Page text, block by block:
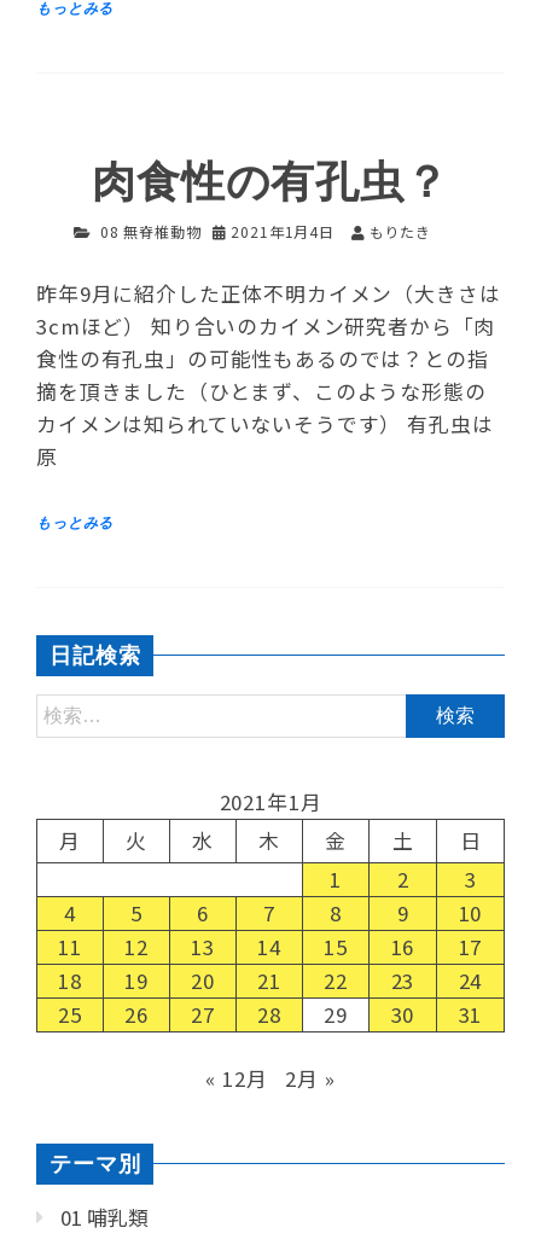
肉食性の有孔虫？
08 無脊椎動物 2021年1月4日 もりたき
昨年9月に紹介した正体不明カイメン（大きさは
3cmほど） 知り合いのカイメン研究者から「肉
食性の有孔虫」の可能性もあるのでは？との指
摘を頂きました（ひとまず、このような形態の
カイメンは知られていないそうです） 有孔虫は
原
日記検索
2021年1月
月
火 水 木 金 土
日
1
2
3
4
5 6 7 8 9
10
11
12 13 14 15 16
17
18
19 20 21 22 23
24
25
26 27 28 29 30 31
« 12月 2月 »
テーマ別
01 哺乳類